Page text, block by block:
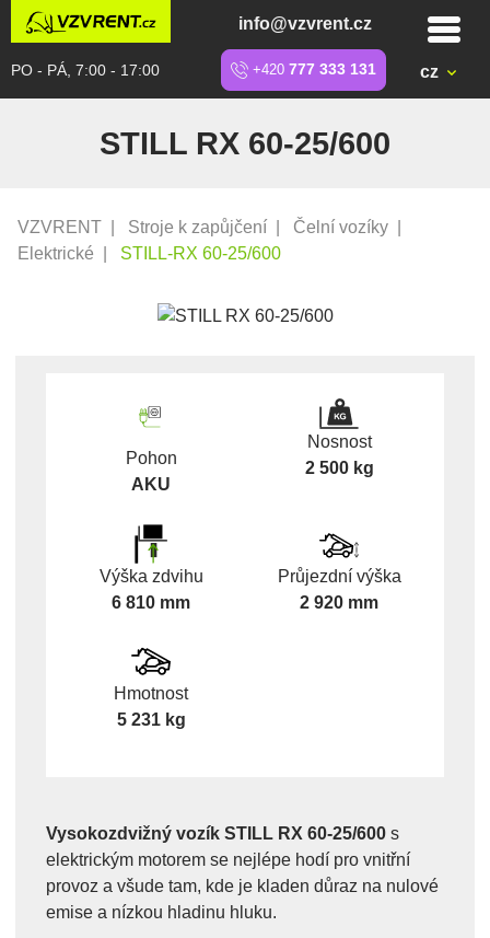
info@vzvrent.cz
PO - PÁ, 7:00 - 17:00 +420 777 333 131 cz
STILL RX 60-25/600
VZVRENT Stroje k zapůjčení Čelní vozíky
Elektrické
STILL-RX 60-25/600
Pohon
AKU
Nosnost
2 500 kg
Výška zdvihu
6 810 mm
Průjezdní výška
2 920 mm
Hmotnost
5 231 kg
Vysokozdvižný vozík STILL RX 60-25/600 s
elektrickým motorem se nejlépe hodí pro vnitřní
provoz a všude tam, kde je kladen důraz na nulové
emise a nízkou hladinu hluku.